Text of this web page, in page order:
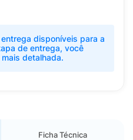
disponíveis para a
de entrega, você
detalhada.
Ficha Técnica